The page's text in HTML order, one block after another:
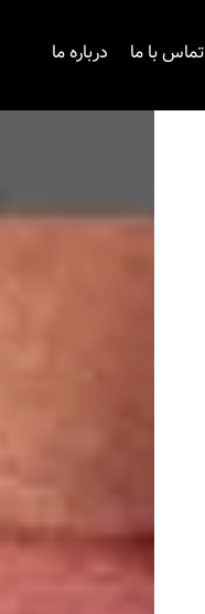
تماس با ما درباره ما